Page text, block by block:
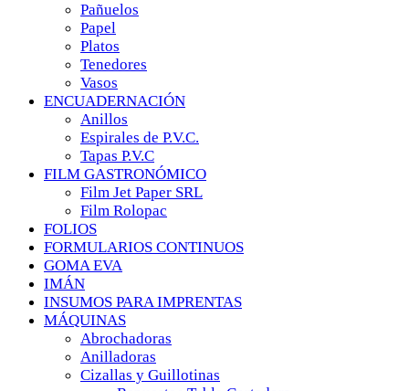
Pañuelos
Papel
Platos
Tenedores
Vasos
ENCUADERNACIÓN
Anillos
Espirales de P.V.C.
Tapas P.V.C
FILM GASTRONÓMICO
Film Jet Paper SRL
Film Rolopac
FOLIOS
FORMULARIOS CONTINUOS
GOMA EVA
IMÁN
INSUMOS PARA IMPRENTAS
MÁQUINAS
Abrochadoras
Anilladoras
Cizallas y Guillotinas